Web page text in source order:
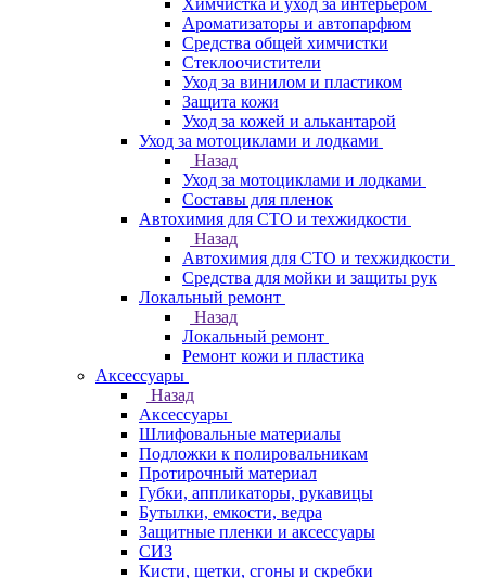
Химчистка и уход за интерьером
Ароматизаторы и автопарфюм
Средства общей химчистки
Стеклоочистители
Уход за винилом и пластиком
Защита кожи
Уход за кожей и алькантарой
Уход за мотоциклами и лодками
Назад
Уход за мотоциклами и лодками
Составы для пленок
Автохимия для СТО и техжидкости
Назад
Автохимия для СТО и техжидкости
Средства для мойки и защиты рук
Локальный ремонт
Назад
Локальный ремонт
Ремонт кожи и пластика
Аксессуары
Назад
Аксессуары
Шлифовальные материалы
Подложки к полировальникам
Протирочный материал
Губки, аппликаторы, рукавицы
Бутылки, емкости, ведра
Защитные пленки и аксессуары
СИЗ
Кисти, щетки, сгоны и скребки